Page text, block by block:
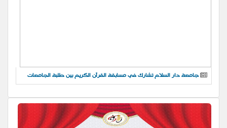
جامعة دار السلام تشارك في مسابقة القرآن الكريم بين طلبة الجامعات